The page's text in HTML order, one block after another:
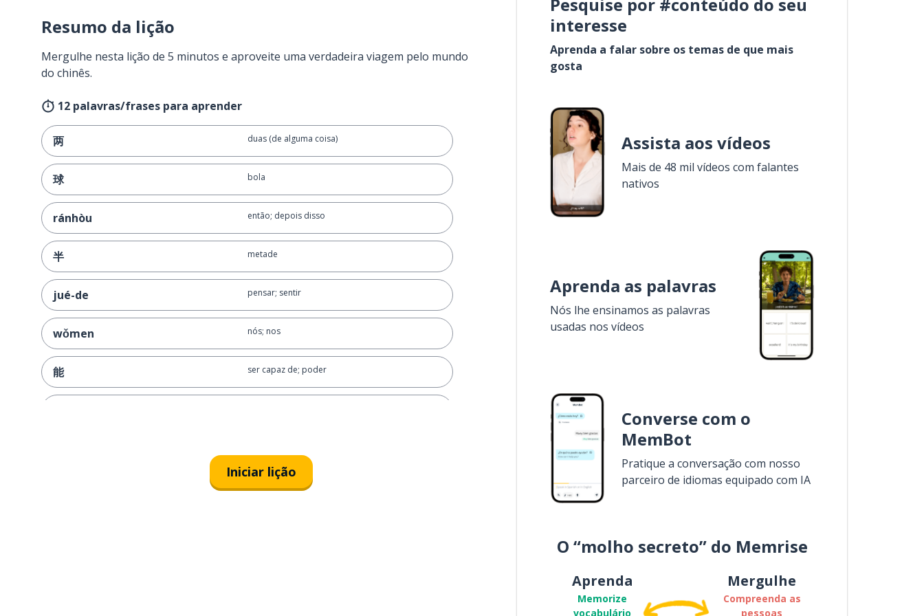
Resumo da lição
Mergulhe nesta lição de 5 minutos e aproveite uma verdadeira viagem pelo mundo
do chinês.
12 palavras/frases para aprender
两 duas (de alguma coisa)
球 bola
ránhòu então; depois disso
半 metade
jué-de pensar; sentir
wǒmen nós; nos
能 ser capaz de; poder
Iniciar lição
interesse
Aprenda a falar sobre os temas de que mais
gosta
Assista aos vídeos
Mais de 48 mil vídeos com falantes
nativos
Aprenda as palavras
Nós lhe ensinamos as palavras
usadas nos vídeos
Converse com o
MemBot
Pratique a conversação com nosso
parceiro de idiomas equipado com IA
O “molho secreto” do Memrise
Aprenda
Memorize
vocabulário
Mergulhe
Compreenda as
pessoas